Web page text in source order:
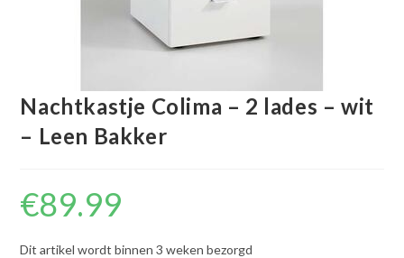
Nachtkastje Colima – 2 lades – wit
– Leen Bakker
€89.99
Dit artikel wordt binnen 3 weken bezorgd